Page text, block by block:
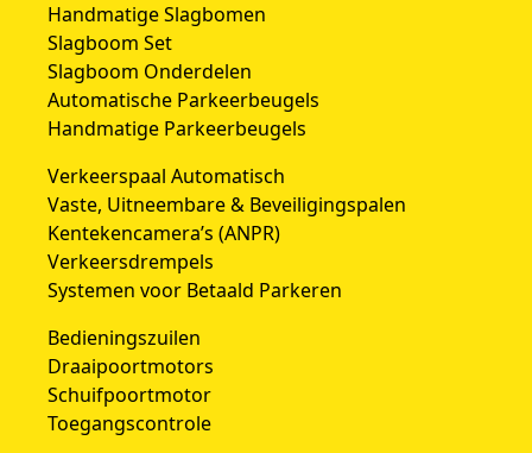
Handmatige Slagbomen
Slagboom Set
Slagboom Onderdelen
Automatische Parkeerbeugels
Handmatige Parkeerbeugels
Verkeerspaal Automatisch
Vaste, Uitneembare & Beveiligingspalen
Kentekencamera’s (ANPR)
Verkeersdrempels
Systemen voor Betaald Parkeren
Bedieningszuilen
Draaipoortmotors
Schuifpoortmotor
Toegangscontrole